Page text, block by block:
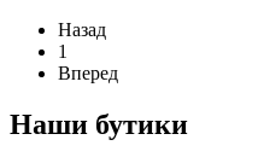
Назад
1
Вперед
Наши бутики